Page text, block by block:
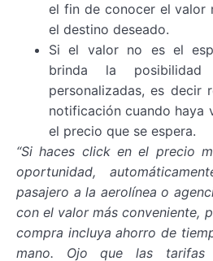
el fin de conocer el valor
el destino deseado.
Si el valor no es el
brinda la
personalizadas, es decir
notificación cuando haya
el precio que se espera.
“Si haces click en el precio
oportunidad,
pasajero a la aerolínea o
con el valor más conveniente,
compra incluya ahorro de
mano. Ojo que las tarifas